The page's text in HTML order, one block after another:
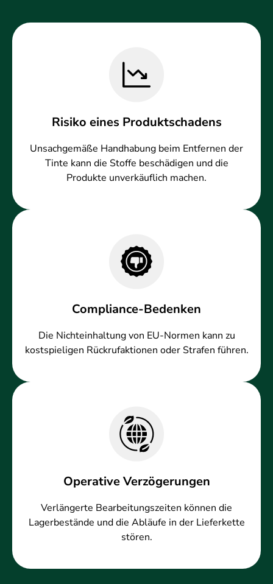
Risiko eines Produktschadens
Unsachgemäße Handhabung beim Entfernen der
Tinte kann die Stoffe beschädigen und die
Produkte unverkäuflich machen.
Compliance-Bedenken
Die Nichteinhaltung von EU-Normen kann zu
kostspieligen Rückrufaktionen oder Strafen führen.
Operative Verzögerungen
Verlängerte Bearbeitungszeiten können die
Lagerbestände und die Abläufe in der Lieferkette
stören.